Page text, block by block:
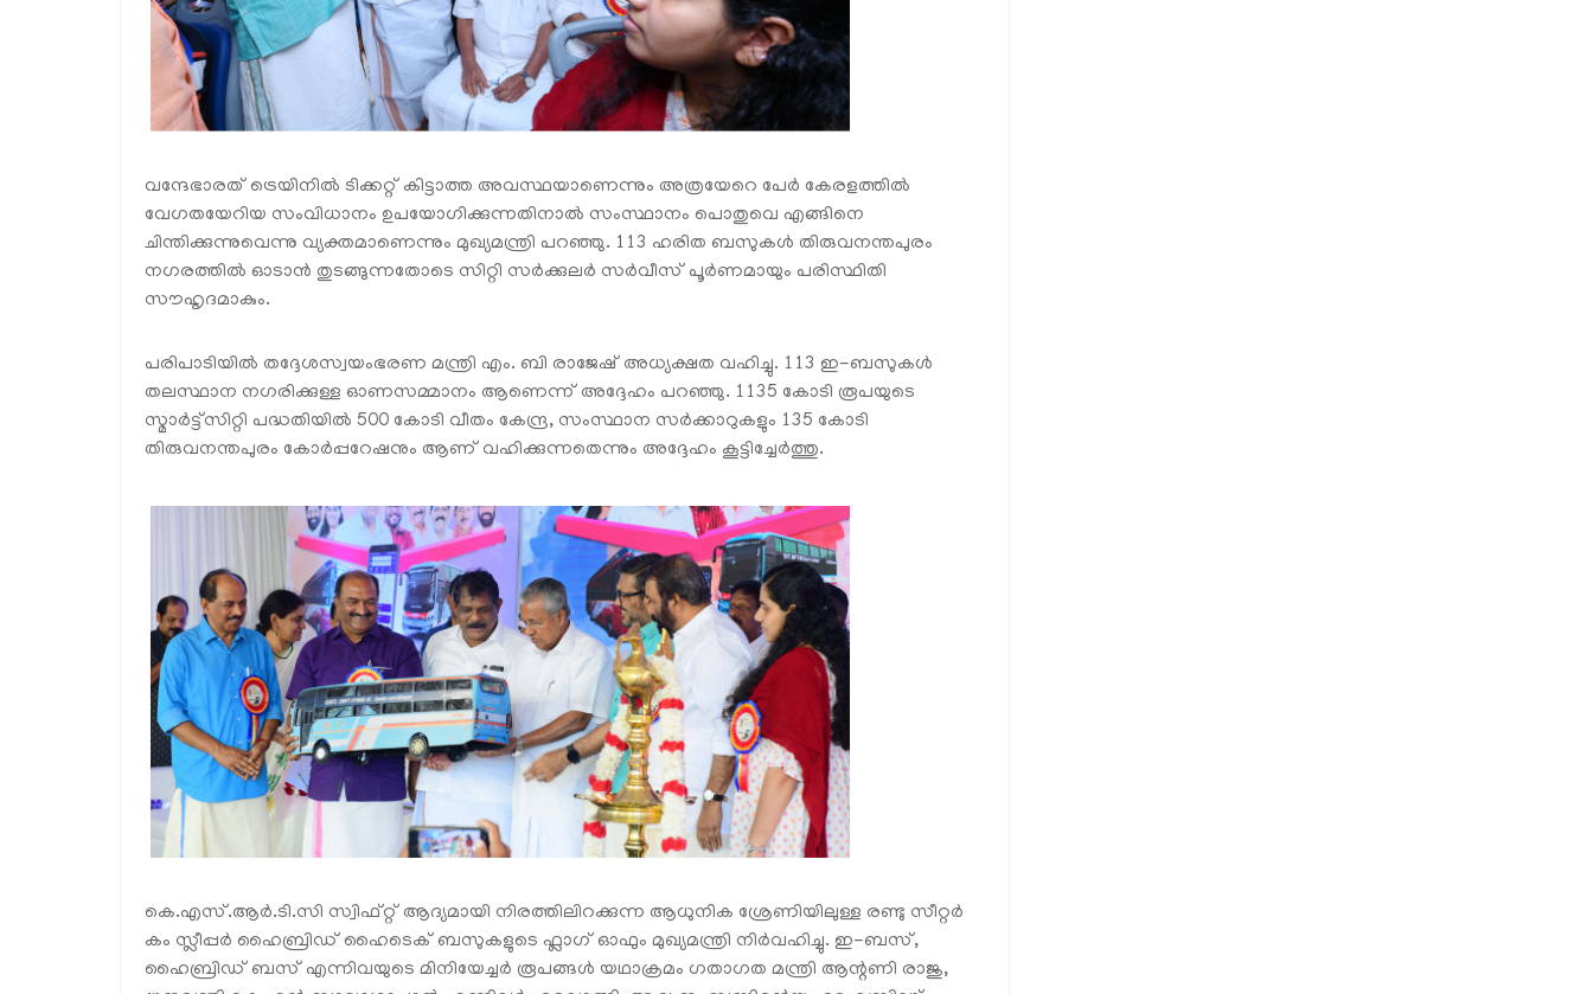
വന്ദേഭാരത് ട്രെയിനിൽ ടിക്കറ്റ് കിട്ടാത്ത അവസ്ഥയാണെന്നും അത്രയേറെ പേർ കേരളത്തിൽ
വേഗതയേറിയ സംവിധാനം ഉപയോഗിക്കുന്നതിനാൽ സംസ്ഥാനം പൊതുവെ എങ്ങിനെ
ചിന്തിക്കുന്നുവെന്നു വ്യക്തമാണെന്നും മുഖ്യമന്ത്രി പറഞ്ഞു. 113 ഹരിത ബസുകൾ തിരുവനന്തപുരം
നഗരത്തിൽ ഓടാൻ തുടങ്ങുന്നതോടെ സിറ്റി സർക്കുലർ സർവീസ് പൂർണമായും പരിസ്ഥിതി
സൗഹൃദമാകും.
പരിപാടിയിൽ തദ്ദേശസ്വയംഭരണ മന്ത്രി എം. ബി രാജേഷ് അധ്യക്ഷത വഹിച്ചു. 113 ഇ-ബസുകൾ
തലസ്ഥാന നഗരിക്കുള്ള ഓണസമ്മാനം ആണെന്ന് അദ്ദേഹം പറഞ്ഞു. 1135 കോടി രൂപയുടെ
സ്മാർട്ട്സിറ്റി പദ്ധതിയിൽ 500 കോടി വീതം കേന്ദ്ര, സംസ്ഥാന സർക്കാറുകളും 135 കോടി
തിരുവനന്തപുരം കോർപ്പറേഷനും ആണ് വഹിക്കുന്നതെന്നും അദ്ദേഹം കൂട്ടിച്ചേർത്തു.
കെ.എസ്.ആർ.ടി.സി സ്വിഫ്റ്റ് ആദ്യമായി നിരത്തിലിറക്കുന്ന ആധുനിക ശ്രേണിയിലുള്ള രണ്ടു സീറ്റർ
കം സ്ലീപ്പർ ഹൈബ്രിഡ് ഹൈടെക് ബസുകളുടെ ഫ്ലാഗ് ഓഫും മുഖ്യമന്ത്രി നിർവഹിച്ചു. ഇ-ബസ്,
ഹൈബ്രിഡ് ബസ് എന്നിവയുടെ മിനിയേച്ചർ രൂപങ്ങൾ യഥാക്രമം ഗതാഗത മന്ത്രി ആന്റണി രാജു,